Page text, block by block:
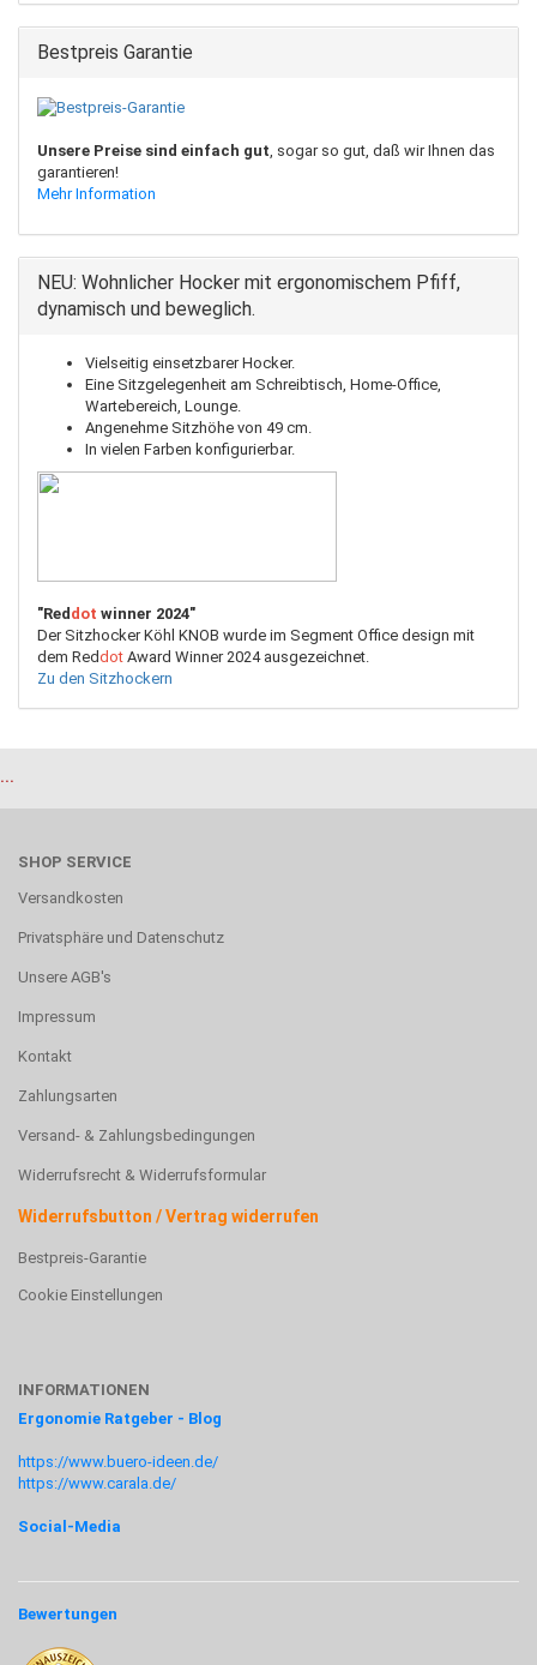
Bestpreis Garantie
Unsere Preise sind einfach gut , sogar so gut, daß wir Ihnen das
garantieren!
Mehr Information
NEU: Wohnlicher Hocker mit ergonomischem Pfiff,
dynamisch und beweglich.
Vielseitig einsetzbarer Hocker.
Eine Sitzgelegenheit am Schreibtisch, Home-Office,
Wartebereich, Lounge.
Angenehme Sitzhöhe von 49 cm.
In vielen Farben konfigurierbar.
"Red dot winner 2024"
Der Sitzhocker Köhl KNOB wurde im Segment Office design mit
dem Reddot Award Winner 2024 ausgezeichnet.
Zu den Sitzhockern
...
SHOP SERVICE
Versandkosten
Privatsphäre und Datenschutz
Unsere AGB's
Impressum
Kontakt
Zahlungsarten
Versand- & Zahlungsbedingungen
Widerrufsrecht & Widerrufsformular
Widerrufsbutton / Vertrag widerrufen
Bestpreis-Garantie
Cookie Einstellungen
INFORMATIONEN
Ergonomie Ratgeber - Blog
https://www.buero-ideen.de/
https://www.carala.de/
Social-Media
Bewertungen